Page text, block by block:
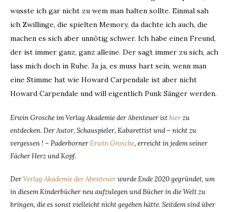
wusste ich gar nicht zu wem man halten sollte. Einmal sah
ich Zwillinge, die spielten Memory, da dachte ich auch, die
machen es sich aber unnötig schwer. Ich habe einen Freund,
der ist immer ganz, ganz alleine. Der sagt immer zu sich, ach
lass mich doch in Ruhe. Ja ja, es muss hart sein, wenn man
eine Stimme hat wie Howard Carpendale ist aber nicht
Howard Carpendale und will eigentlich Punk Sänger werden.
Erwin Grosche im Verlag Akademie der Abenteuer isthierzu
entdecken. Der Autor, Schauspieler, Kabarettist und – nicht zu
vergessen ! – PaderbornerErwin Grosche, erreicht in jedem seiner
Fächer Herz und Kopf.
DerVerlag Akademie der Abenteuerwurde Ende 2020 gegründet, um
in diesem Kinderbücher neu aufzulegen und Bücher in die Welt zu
bringen, die es sonst vielleicht nicht gegeben hätte. Seitdem sind über